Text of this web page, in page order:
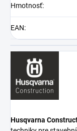
Hmotnosť:
EAN:
Husqvarna